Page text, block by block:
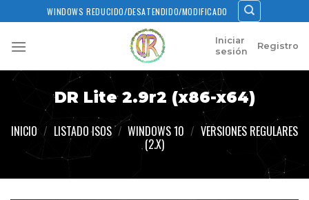
to
content
WINDOWS REDUCIDO/DESATENDIDO/MODIFICADO
Iniciar
sesión
Registro
DR Lite 2.9r2 (x86-x64)
INICIO / LISTADO ISOS / WINDOWS 10 / VERSIONES REGULARES
(2.X)